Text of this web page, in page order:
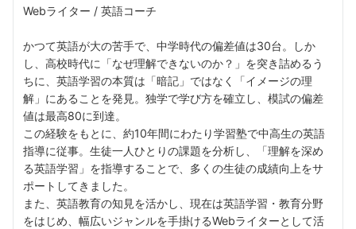
Webライター / 英語コーチ
かつて英語が大の苦手で、中学時代の偏差値は30台。しか
し、高校時代に「なぜ理解できないのか？」を突き詰めるう
ちに、英語学習の本質は「暗記」ではなく「イメージの理
解」にあることを発見。独学で学び方を確立し、模試の偏差
値は最高80に到達。
この経験をもとに、約10年間にわたり学習塾で中高生の英語
指導に従事。生徒一人ひとりの課題を分析し、「理解を深め
る英語学習」を指導することで、多くの生徒の成績向上をサ
ポートしてきました。
また、英語教育の知見を活かし、現在は英語学習・教育分野
をはじめ、幅広いジャンルを手掛けるWebライターとして活